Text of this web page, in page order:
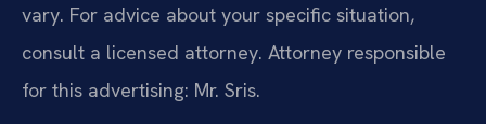
vary. For advice about your specific situation,
consult a licensed attorney. Attorney responsible
for this advertising: Mr. Sris.